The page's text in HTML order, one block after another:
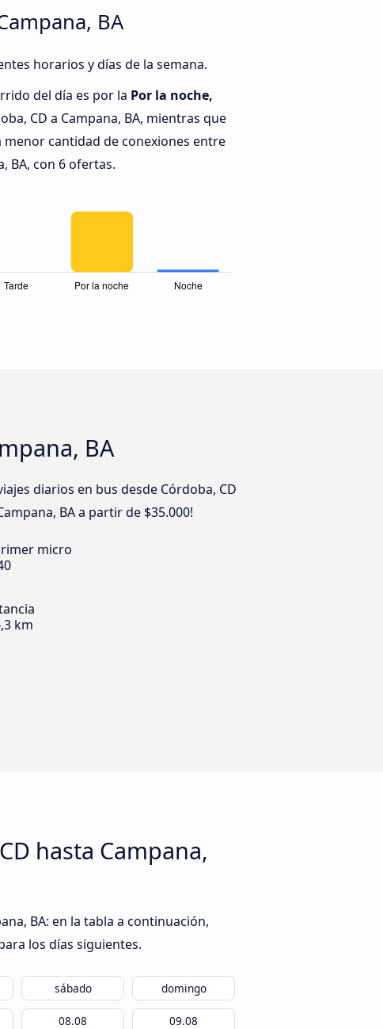
BA
horarios y días de la semana.
del día es por la Por la noche,
CD a Campana, BA, mientras que
menor cantidad de conexiones entre
BA, con 6 ofertas.
BA
diarios en bus desde Córdoba, CD
BA a partir de $35.000!
micro
km
hasta Campana,
BA: en la tabla a continuación,
los días siguientes.
sábado domingo
08.08 09.08